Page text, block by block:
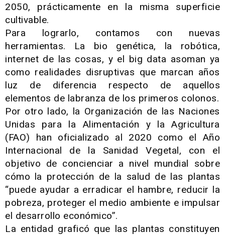
2050, prácticamente en la misma superficie
cultivable.
Para lograrlo, contamos con nuevas
herramientas. La bio genética, la robótica,
internet de las cosas, y el big data asoman ya
como realidades disruptivas que marcan años
luz de diferencia respecto de aquellos
elementos de labranza de los primeros colonos.
Por otro lado, la Organización de las Naciones
Unidas para la Alimentación y la Agricultura
(FAO) han oficializado al 2020 como el Año
Internacional de la Sanidad Vegetal, con el
objetivo de concienciar a nivel mundial sobre
cómo la protección de la salud de las plantas
“puede ayudar a erradicar el hambre, reducir la
pobreza, proteger el medio ambiente e impulsar
el desarrollo económico”.
La entidad graficó que las plantas constituyen